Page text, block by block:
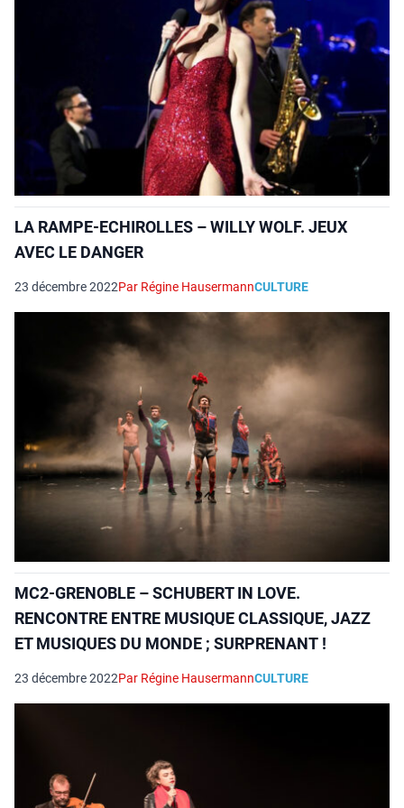
LA RAMPE-ECHIROLLES – WILLY WOLF. JEUX
AVEC LE DANGER
23 décembre 2022Par Régine HausermannCULTURE
MC2-GRENOBLE – SCHUBERT IN LOVE.
RENCONTRE ENTRE MUSIQUE CLASSIQUE, JAZZ
ET MUSIQUES DU MONDE ; SURPRENANT !
23 décembre 2022Par Régine HausermannCULTURE